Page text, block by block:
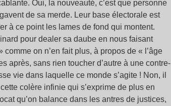
Oui, la nouveauté, c’est que personne
de sa merde. Leur base électorale est
à ce point les lames de fond qui montent.
pour dealer sa daube en nous faisant
on n’en fait plus, à propos de « l’âge
après, sans rien toucher d’autre à une contre-
vie dans laquelle ce monde s’agite ! Non, il
colère infinie qui s’exprime de plus en
qu’on balance dans les antres de justices,